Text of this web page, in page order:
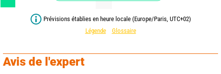
Prévisions établies en heure locale (Europe/Paris, UTC+02)
Légende
Glossaire
Avis de l'expert